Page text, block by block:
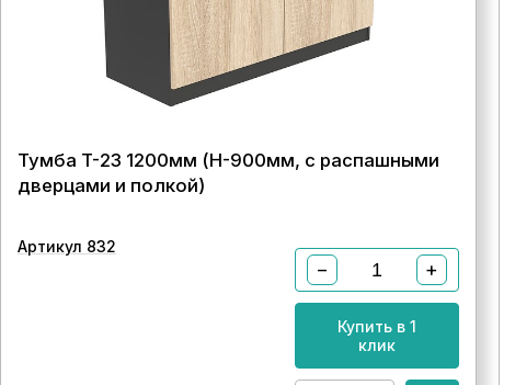
Тумба T-23 1200мм (H-900мм, с распашными
дверцами и полкой)
Артикул 832
− +
Купить в 1
клик